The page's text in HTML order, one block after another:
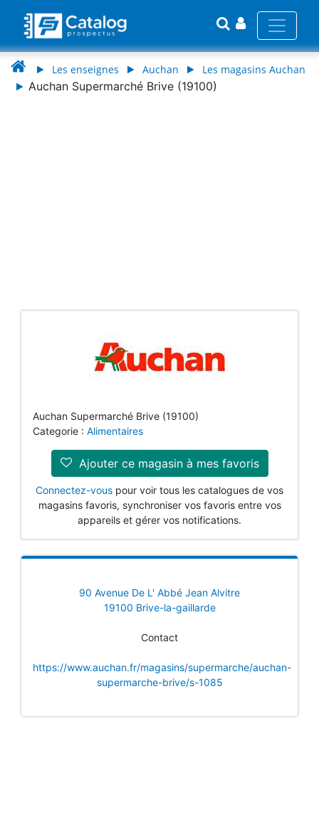
Les enseignes Auchan Les magasins Auchan
Auchan Supermarché Brive (19100)
Auchan Supermarché Brive (19100)
Categorie : Alimentaires
Ajouter ce magasin à mes favoris
Connectez-vous pour voir tous les catalogues de vos
magasins favoris, synchroniser vos favoris entre vos
appareils et gérer vos notifications.
90 Avenue De L' Abbé Jean Alvitre
19100 Brive-la-gaillarde
Contact
https://www.auchan.fr/magasins/supermarche/auchan-
supermarche-brive/s-1085